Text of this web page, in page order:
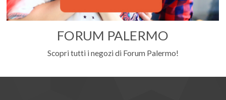
FORUM PALERMO
Scopri tutti i negozi di Forum Palermo!